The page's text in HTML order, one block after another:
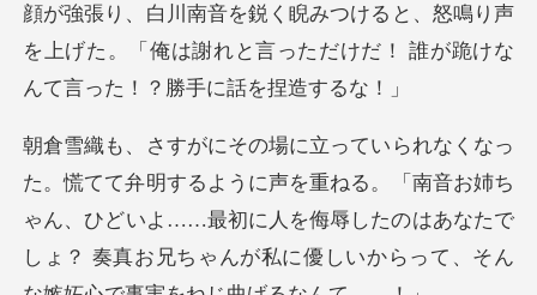
り声
を上げた。「俺は謝れと言っただけだ！ 誰
重ねる。「南音お姉ち
ゃん、ひどいよ……最初に人を侮辱したのはあなたで
しょ？